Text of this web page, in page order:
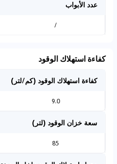
عدد الأبواب
/
كفاءة استهلاك الوقود
كفاءة استهلاك الوقود (كم/لتر)
9.0
سعة خزان الوقود (لتر)
85